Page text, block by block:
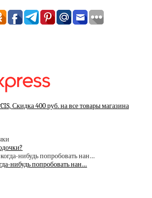
Скидка 400 руб. на все товары магазина
нибудь попробовать нан…